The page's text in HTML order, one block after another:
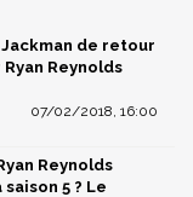
de retour
Reynolds
07/02/2018, 16:00
Reynolds
5 ? Le